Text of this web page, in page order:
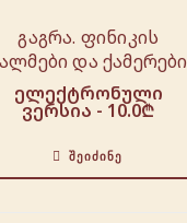
გაგრა. ფინიკის
და ქამერები
ელექტრონული
ვერსია - 10.0₾
ᲨᲔᲘᲫᲘᲜᲔ